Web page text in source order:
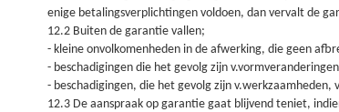
enige betalingsverplichtingen voldoen, dan vervalt de
12.2 Buiten de garantie vallen;
- kleine onvolkomenheden in de afwerking, die geen
- beschadigingen die het gevolg zijn
- beschadigingen, die het gevolg zijn
12.3 De aanspraak op garantie gaat blijvend teniet,